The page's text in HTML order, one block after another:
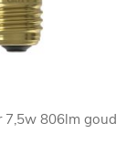
7,5w 806lm goud